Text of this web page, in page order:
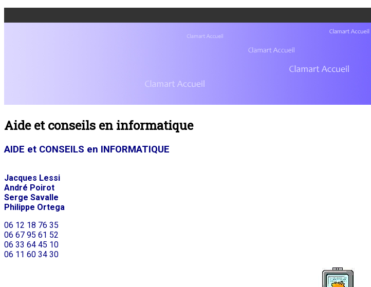
Aide et conseils en informatique
AIDE et CONSEILS en INFORMATIQUE
Jacques Lessi
André Poirot
Serge Savalle
Philippe Ortega
06 12 18 76 35
06 67 95 61 52
06 33 64 45 10
06 11 60 34 30